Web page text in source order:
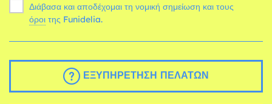
Διάβασα και αποδέχομαι τη νομική σημείωση και τους
όροι της Funidelia.
ΕΞΥΠΗΡΈΤΗΣΗ ΠΕΛΑΤΏΝ